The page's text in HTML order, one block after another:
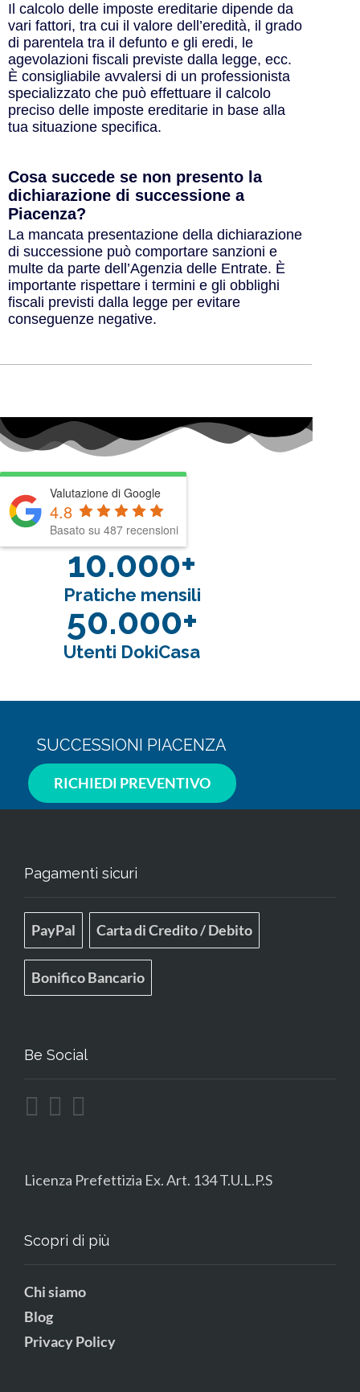
Il calcolo delle imposte ereditarie dipende da
vari fattori, tra cui il valore dell’eredità, il grado
di parentela tra il defunto e gli eredi, le
agevolazioni fiscali previste dalla legge, ecc.
È consigliabile avvalersi di un professionista
specializzato che può effettuare il calcolo
preciso delle imposte ereditarie in base alla
tua situazione specifica.
Cosa succede se non presento la
dichiarazione di successione a
Piacenza?
La mancata presentazione della dichiarazione
di successione può comportare sanzioni e
multe da parte dell’Agenzia delle Entrate. È
importante rispettare i termini e gli obblighi
fiscali previsti dalla legge per evitare
conseguenze negative.
Valutazione di Google
4.8
Basato su 487 recensioni
10.000+
Pratiche mensili
50.000+
Utenti DokiCasa
SUCCESSIONI PIACENZA
RICHIEDI PREVENTIVO
Pagamenti sicuri
PayPal Carta di Credito / Debito
Bonifico Bancario
Be Social
Licenza Prefettizia Ex. Art. 134 T.U.L.P.S
Scopri di più
Chi siamo
Blog
Privacy Policy